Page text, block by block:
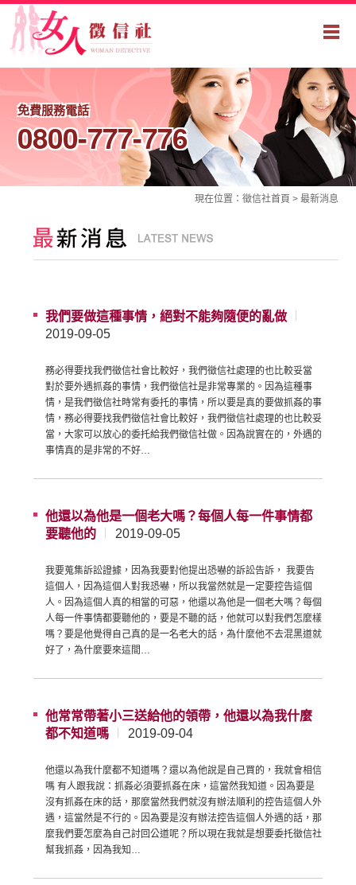
免費服務電話
0800-777-776
現在位置： 徵信社首頁 > 最新消息
我們要做這種事情，絕對不能夠隨便的亂做
2019-09-05
務必得要找我們徵信社會比較好，我們徵信社處理的也比較妥當
對於要外遇抓姦的事情，我們徵信社是非常專業的。因為這種事
情，是我們徵信社時常有委托的事情，所以要是真的要做抓姦的事
情，務必得要找我們徵信社會比較好，我們徵信社處理的也比較妥
當，大家可以放心的委托給我們徵信社做。因為說實在的，外遇的
事情真的是非常的不好…
他還以為他是一個老大嗎？每個人每一件事情都
要聽他的
2019-09-05
我要蒐集訴訟證據，因為我要對他提出恐嚇的訴訟告訴， 我要告
這個人，因為這個人對我恐嚇，所以我當然就是一定要控告這個
人。因為這個人真的相當的可惡，他還以為他是一個老大嗎？每個
人每一件事情都要聽他的，要是不聽的話，他就可以對我們怎麼樣
嗎？要是他覺得自己真的是一名老大的話，為什麼他不去混黑道就
好了，為什麼要來這間…
他常常帶著小三送給他的領帶，他還以為我什麼
都不知道嗎
2019-09-04
他還以為我什麼都不知道嗎？還以為他說是自己買的，我就會相信
嗎 有人跟我說：抓姦必須要抓姦在床，這當然我知道。因為要是
沒有抓姦在床的話，那麼當然我們就沒有辦法順利的控告這個人外
遇，這當然是不行的。因為要是沒有辦法控告這個人外遇的話，那
麼我們要怎麼為自己討回公道呢？所以現在我就是想要委托徵信社
幫我抓姦，因為我知…